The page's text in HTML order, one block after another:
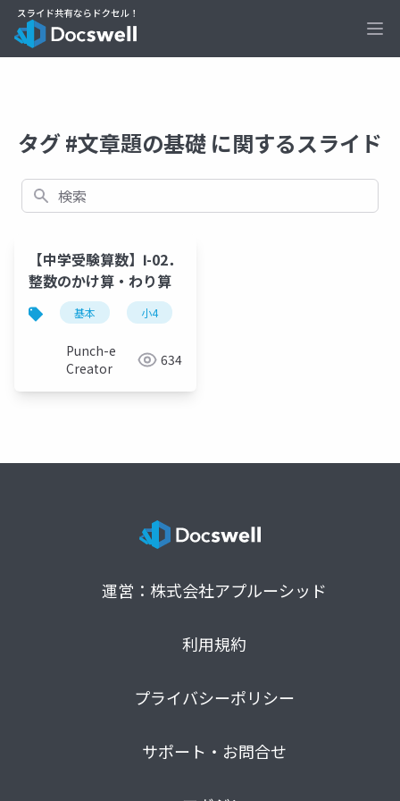
タグ #文章題の基礎 に関するスライド
検索
【中学受験算数】Ⅰ-02．
整数のかけ算・わり算
基本 小4
Punch-e
Creator
634
運営：株式会社アプルーシッド
利用規約
プライバシーポリシー
サポート・お問合せ